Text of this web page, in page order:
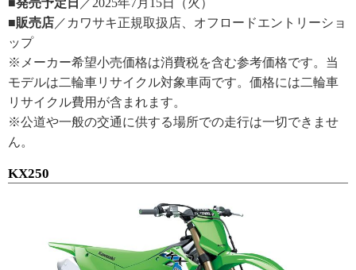
■販売店 ／カワサキ正規取扱店、オフロードエントリーショ
ップ
※メーカー希望小売価格は消費税を含む参考価格です。当
モデルは二輪車リサイクル対象車両です。価格には二輪車
リサイクル費用が含まれます。
※公道や一般の交通に供する場所での走行は一切できませ
ん。
KX250